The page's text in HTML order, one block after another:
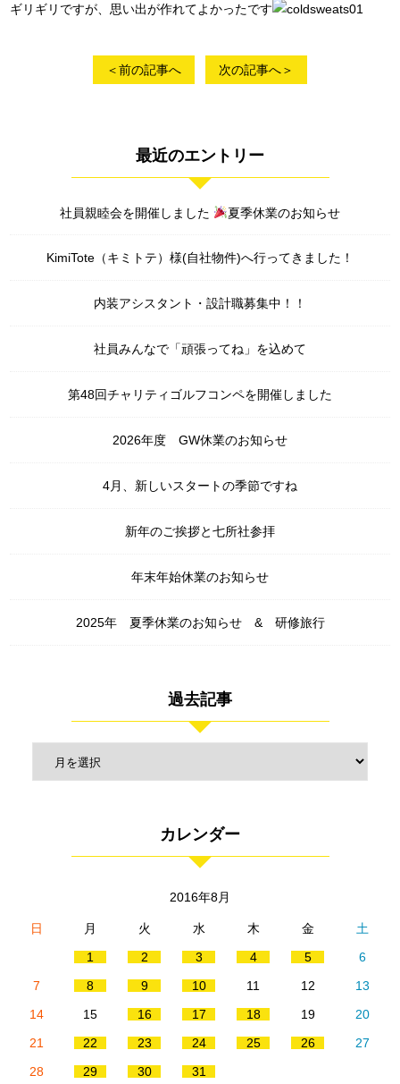
ギリギリですが、思い出が作れてよかったです
＜前の記事へ 次の記事へ＞
最近のエントリー
社員親睦会を開催しました 夏季休業のお知らせ
KimiTote（キミトテ）様(自社物件)へ行ってきました！
内装アシスタント・設計職募集中！！
社員みんなで「頑張ってね」を込めて
第48回チャリティゴルフコンペを開催しました
2026年度 GW休業のお知らせ
4月、新しいスタートの季節ですね
新年のご挨拶と七所社参拝
年末年始休業のお知らせ
2025年 夏季休業のお知らせ & 研修旅行
過去記事
カレンダー
2016年8月
日 月 火 水 木 金
土
1
2 3 4 5
6
7
8 9 10 11 12
13
14
15 16 17 18 19
20
21
22 23 24 25 26
27
28
29 30
31